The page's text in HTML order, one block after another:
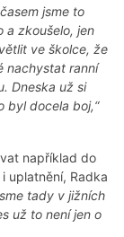
jsme to
a zkoušelo, jen
ve školce, že
nachystat ranní
Dneska už si
byl docela boj,“
například do
uplatnění, Radka
tady v jižních
už to není jen o